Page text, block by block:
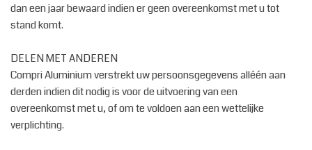
dan een jaar bewaard indien er geen overeenkomst met u tot
stand komt.
DELEN MET ANDEREN
Compri Aluminium verstrekt uw persoonsgegevens alléén aan
derden indien dit nodig is voor de uitvoering van een
overeenkomst met u, of om te voldoen aan een wettelijke
verplichting.